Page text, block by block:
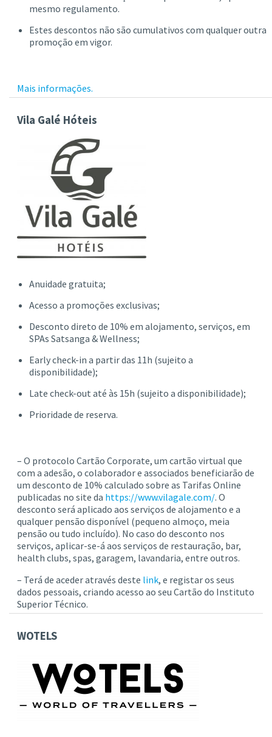
mesmo regulamento.
Estes descontos não são cumulativos com qualquer outra
promoção em vigor.
Mais informações.
Vila Galé Hóteis
Anuidade gratuita;
Acesso a promoções exclusivas;
Desconto direto de 10% em alojamento, serviços, em
SPAs Satsanga & Wellness;
Early check-in a partir das 11h (sujeito a
disponibilidade);
Late check-out até às 15h (sujeito a disponibilidade);
Prioridade de reserva.
– O protocolo Cartão Corporate, um cartão virtual que
com a adesão, o colaborador e associados beneficiarão de
um desconto de 10% calculado sobre as Tarifas Online
publicadas no site da https://www.vilagale.com/. O
desconto será aplicado aos serviços de alojamento e a
qualquer pensão disponível (pequeno almoço, meia
pensão ou tudo incluído). No caso do desconto nos
serviços, aplicar-se-á aos serviços de restauração, bar,
health clubs, spas, garagem, lavandaria, entre outros.
– Terá de aceder através deste link, e registar os seus
dados pessoais, criando acesso ao seu Cartão do Instituto
Superior Técnico.
WOTELS